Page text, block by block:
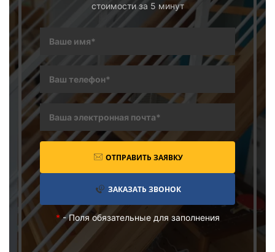
стоимости за 5 минут
ОТПРАВИТЬ ЗАЯВКУ
ЗАКАЗАТЬ ЗВОНОК
*- Поля обязательные для заполнения